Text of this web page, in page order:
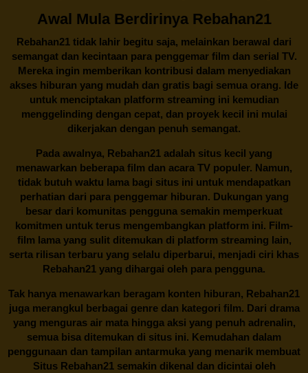
Awal Mula Berdirinya Rebahan21
Rebahan21 tidak lahir begitu saja, melainkan berawal dari
semangat dan kecintaan para penggemar film dan serial TV.
Mereka ingin memberikan kontribusi dalam menyediakan
akses hiburan yang mudah dan gratis bagi semua orang. Ide
untuk menciptakan platform streaming ini kemudian
menggelinding dengan cepat, dan proyek kecil ini mulai
dikerjakan dengan penuh semangat.
Pada awalnya, Rebahan21 adalah situs kecil yang
menawarkan beberapa film dan acara TV populer. Namun,
tidak butuh waktu lama bagi situs ini untuk mendapatkan
perhatian dari para penggemar hiburan. Dukungan yang
besar dari komunitas pengguna semakin memperkuat
komitmen untuk terus mengembangkan platform ini. Film-
film lama yang sulit ditemukan di platform streaming lain,
serta rilisan terbaru yang selalu diperbarui, menjadi ciri khas
Rebahan21 yang dihargai oleh para pengguna.
Tak hanya menawarkan beragam konten hiburan, Rebahan21
juga merangkul berbagai genre dan kategori film. Dari drama
yang menguras air mata hingga aksi yang penuh adrenalin,
semua bisa ditemukan di situs ini. Kemudahan dalam
penggunaan dan tampilan antarmuka yang menarik membuat
Situs Rebahan21semakin dikenal dan dicintai oleh